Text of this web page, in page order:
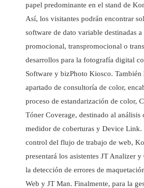
papel predominante en el stand de
Así, los visitantes podrán encontrar
software de dato variable destinadas
promocional, transpromocional o
desarrollos para la fotografía digital
Software y bizPhoto Kiosco. También
apartado de consultoría de color,
proceso de estandarización de color,
Tóner Coverage, destinado al análisis
medidor de coberturas y Device Link.
control del flujo de trabajo de web,
presentará los asistentes JT Analizer
la detección de errores de
Web y JT Man. Finalmente, para la